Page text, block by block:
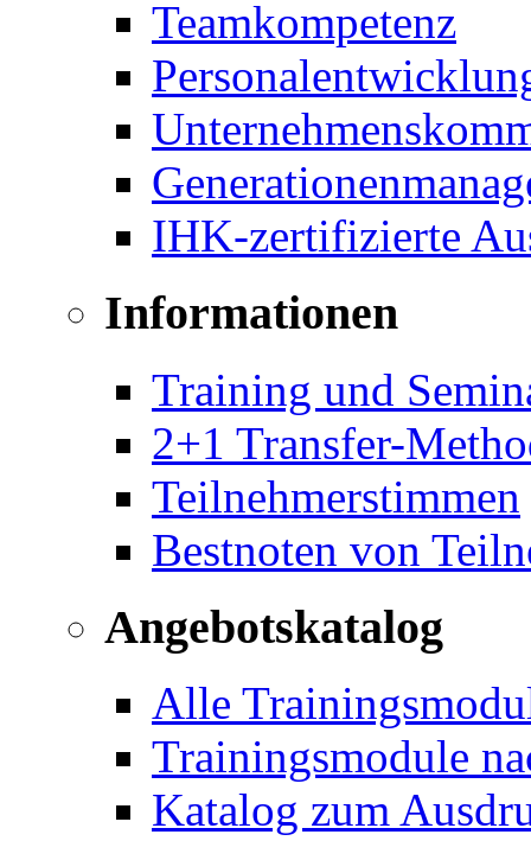
Teamkompetenz
IHK-zertifizierte
Informationen
Training und
2+1 Transfer-
Teilnehmerstimmen
Bestnoten von
Angebotskatalog
Alle
Trainingsmodule
Katalog zum